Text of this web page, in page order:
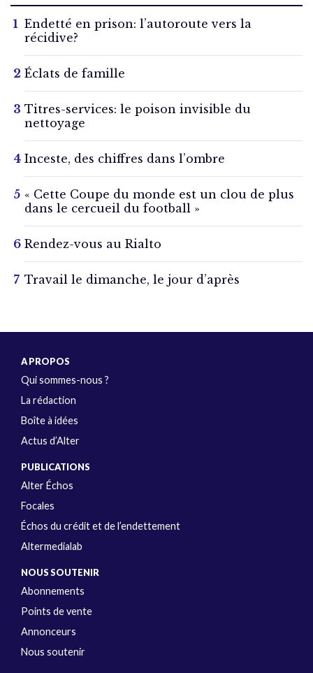
Endetté en prison: l’autoroute vers la
récidive?
Éclats de famille
Titres-services: le poison invisible du
nettoyage
Inceste, des chiffres dans l’ombre
« Cette Coupe du monde est un clou de plus
dans le cercueil du football »
Rendez-vous au Rialto
Travail le dimanche, le jour d’après
A PROPOS
Qui sommes-nous ?
La rédaction
Boîte à idées
Actus d’Alter
PUBLICATIONS
Alter Échos
Focales
Échos du crédit et de l’endettement
Altermedialab
NOUS SOUTENIR
Abonnements
Points de vente
Annonceurs
Nous soutenir